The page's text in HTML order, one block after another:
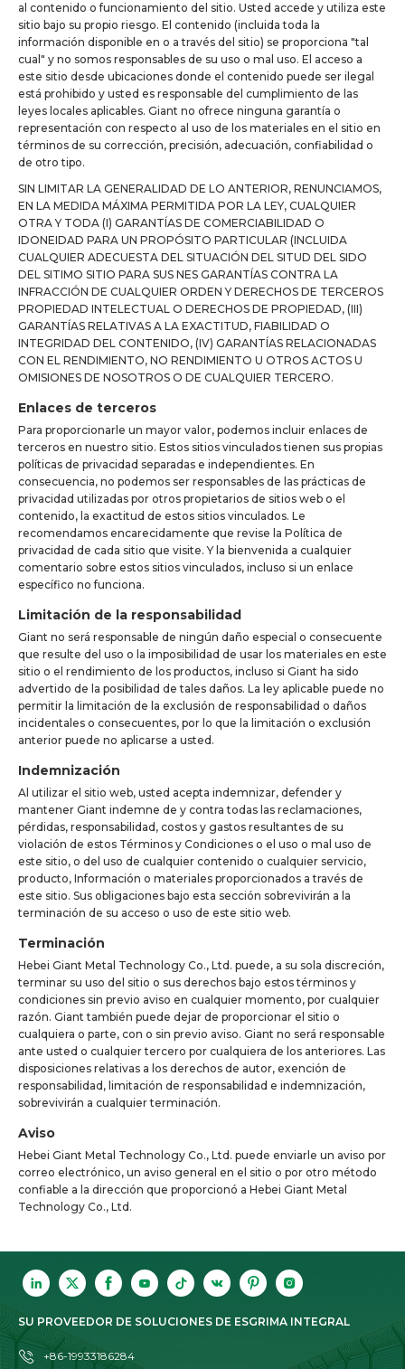
al contenido o funcionamiento del sitio. Usted accede y utiliza este
sitio bajo su propio riesgo. El contenido (incluida toda la
información disponible en o a través del sitio) se proporciona "tal
cual" y no somos responsables de su uso o mal uso. El acceso a
este sitio desde ubicaciones donde el contenido puede ser ilegal
está prohibido y usted es responsable del cumplimiento de las
leyes locales aplicables. Giant no ofrece ninguna garantía o
representación con respecto al uso de los materiales en el sitio en
términos de su corrección, precisión, adecuación, confiabilidad o
de otro tipo.
SIN LIMITAR LA GENERALIDAD DE LO ANTERIOR, RENUNCIAMOS,
EN LA MEDIDA MÁXIMA PERMITIDA POR LA LEY, CUALQUIER
OTRA Y TODA (I) GARANTÍAS DE COMERCIABILIDAD O
IDONEIDAD PARA UN PROPÓSITO PARTICULAR (INCLUIDA
CUALQUIER ADECUESTA DEL SITUACIÓN DEL SITUD DEL SIDO
DEL SITIMO SITIO PARA SUS NES GARANTÍAS CONTRA LA
INFRACCIÓN DE CUALQUIER ORDEN Y DERECHOS DE TERCEROS
PROPIEDAD INTELECTUAL O DERECHOS DE PROPIEDAD, (III)
GARANTÍAS RELATIVAS A LA EXACTITUD, FIABILIDAD O
INTEGRIDAD DEL CONTENIDO, (IV) GARANTÍAS RELACIONADAS
CON EL RENDIMIENTO, NO RENDIMIENTO U OTROS ACTOS U
OMISIONES DE NOSOTROS O DE CUALQUIER TERCERO.
Enlaces de terceros
Para proporcionarle un mayor valor, podemos incluir enlaces de
terceros en nuestro sitio. Estos sitios vinculados tienen sus propias
políticas de privacidad separadas e independientes. En
consecuencia, no podemos ser responsables de las prácticas de
privacidad utilizadas por otros propietarios de sitios web o el
contenido, la exactitud de estos sitios vinculados. Le
recomendamos encarecidamente que revise la Política de
privacidad de cada sitio que visite. Y la bienvenida a cualquier
comentario sobre estos sitios vinculados, incluso si un enlace
específico no funciona.
Limitación de la responsabilidad
Giant no será responsable de ningún daño especial o consecuente
que resulte del uso o la imposibilidad de usar los materiales en este
sitio o el rendimiento de los productos, incluso si Giant ha sido
advertido de la posibilidad de tales daños. La ley aplicable puede no
permitir la limitación de la exclusión de responsabilidad o daños
incidentales o consecuentes, por lo que la limitación o exclusión
anterior puede no aplicarse a usted.
Indemnización
Al utilizar el sitio web, usted acepta indemnizar, defender y
mantener Giant indemne de y contra todas las reclamaciones,
pérdidas, responsabilidad, costos y gastos resultantes de su
violación de estos Términos y Condiciones o el uso o mal uso de
este sitio, o del uso de cualquier contenido o cualquier servicio,
producto, Información o materiales proporcionados a través de
este sitio. Sus obligaciones bajo esta sección sobrevivirán a la
terminación de su acceso o uso de este sitio web.
Terminación
Hebei Giant Metal Technology Co., Ltd. puede, a su sola discreción,
terminar su uso del sitio o sus derechos bajo estos términos y
condiciones sin previo aviso en cualquier momento, por cualquier
razón. Giant también puede dejar de proporcionar el sitio o
cualquiera o parte, con o sin previo aviso. Giant no será responsable
ante usted o cualquier tercero por cualquiera de los anteriores. Las
disposiciones relativas a los derechos de autor, exención de
responsabilidad, limitación de responsabilidad e indemnización,
sobrevivirán a cualquier terminación.
Aviso
Hebei Giant Metal Technology Co., Ltd. puede enviarle un aviso por
correo electrónico, un aviso general en el sitio o por otro método
confiable a la dirección que proporcionó a Hebei Giant Metal
Technology Co., Ltd.
SU PROVEEDOR DE SOLUCIONES DE ESGRIMA INTEGRAL
+86-19933186284